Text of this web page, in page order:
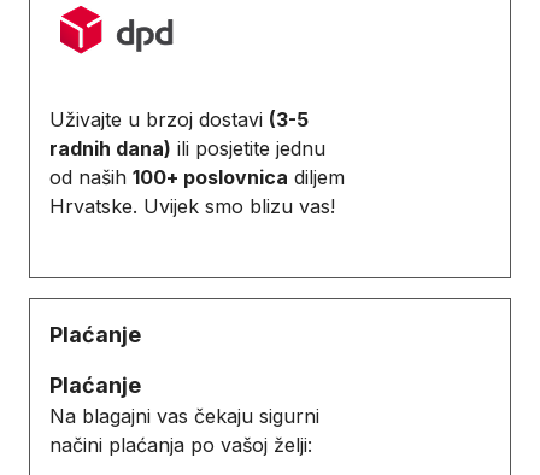
Uživajte u brzoj dostavi (3-5
radnih dana) ili posjetite jednu
od naših 100+ poslovnica diljem
Hrvatske. Uvijek smo blizu vas!
Plaćanje
Plaćanje
Na blagajni vas čekaju sigurni
načini plaćanja po vašoj želji: